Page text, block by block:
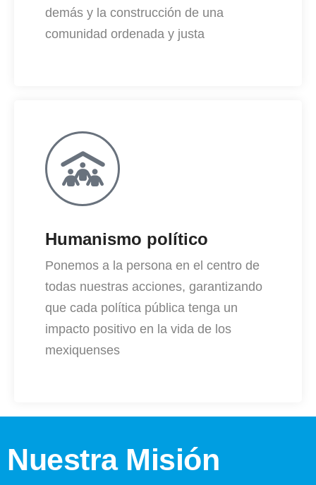
demás y la construcción de una
comunidad ordenada y justa
Humanismo político
Ponemos a la persona en el centro de
todas nuestras acciones, garantizando
que cada política pública tenga un
impacto positivo en la vida de los
mexiquenses
Nuestra Misión